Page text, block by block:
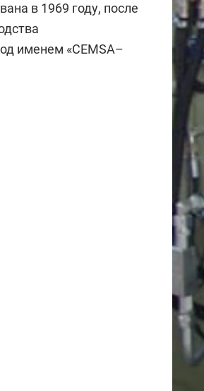
в 1969 году, после
именем «CEMSA–